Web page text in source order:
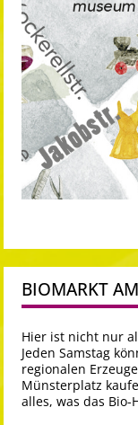
BIOMARKT
Hier ist nicht nur
Jeden Samstag
regionalen
Münsterplatz
alles, was das Bio-